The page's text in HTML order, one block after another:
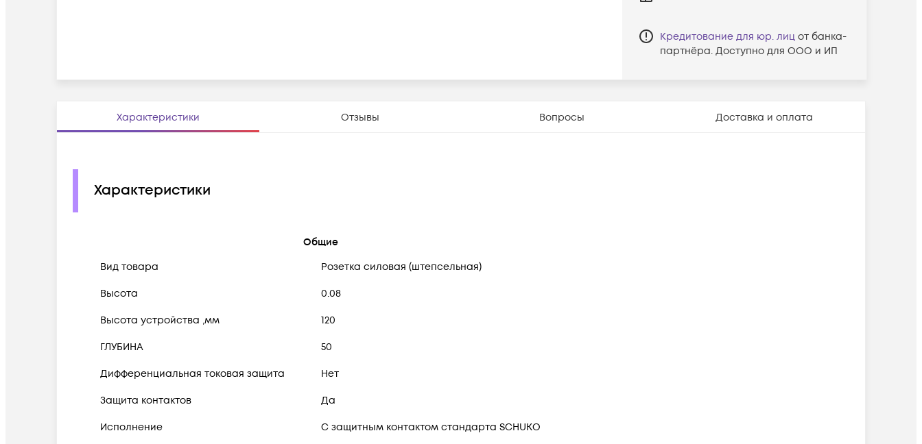
Кредитование для юр. лиц от банка-
партнёра. Доступно для ООО и ИП
Характеристики Отзывы Вопросы Доставка и оплата
Характеристики
Общие
Вид товара
Розетка силовая (штепсельная)
Высота 0.08
Высота устройства ,мм 120
ГЛУБИНА 50
Дифференциальная токовая защита Нет
Защита контактов Да
Исполнение С защитным контактом стандарта SCHUKO